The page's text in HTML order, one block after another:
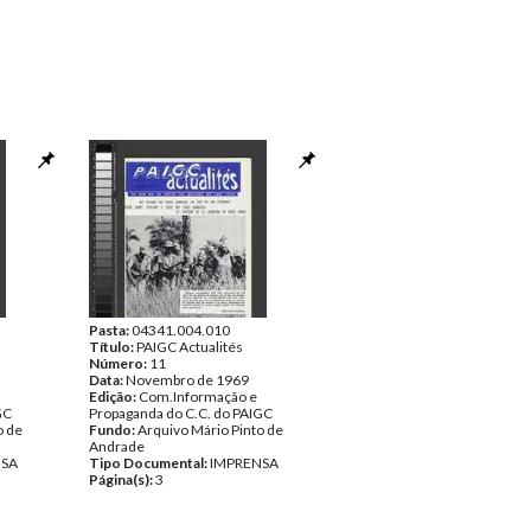
de
Pasta:04341.004.010
Título:PAIGC Actualités
Número: 11
Data:Novembro de 1969
Edição: Com.Informação e
Propaganda do C.C. do PAIGC
Fundo:Arquivo Mário Pinto de
Andrade
Tipo Documental:IMPRENSA
Página(s):3